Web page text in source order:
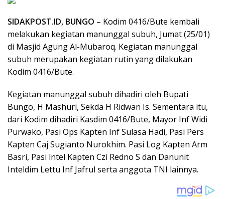
SIDAKPOST.ID, BUNGO – Kodim 0416/Bute kembali
melakukan kegiatan manunggal subuh, Jumat (25/01)
di Masjid Agung Al-Mubaroq. Kegiatan manunggal
subuh merupakan kegiatan rutin yang dilakukan
Kodim 0416/Bute.
Kegiatan manunggal subuh dihadiri oleh Bupati
Bungo, H Mashuri, Sekda H Ridwan Is. Sementara itu,
dari Kodim dihadiri Kasdim 0416/Bute, Mayor Inf Widi
Purwako, Pasi Ops Kapten Inf Sulasa Hadi, Pasi Pers
Kapten Caj Sugianto Nurokhim. Pasi Log Kapten Arm
Basri, Pasi lntel Kapten Czi Redno S dan Danunit
Inteldim Lettu Inf Jafrul serta anggota TNI lainnya.